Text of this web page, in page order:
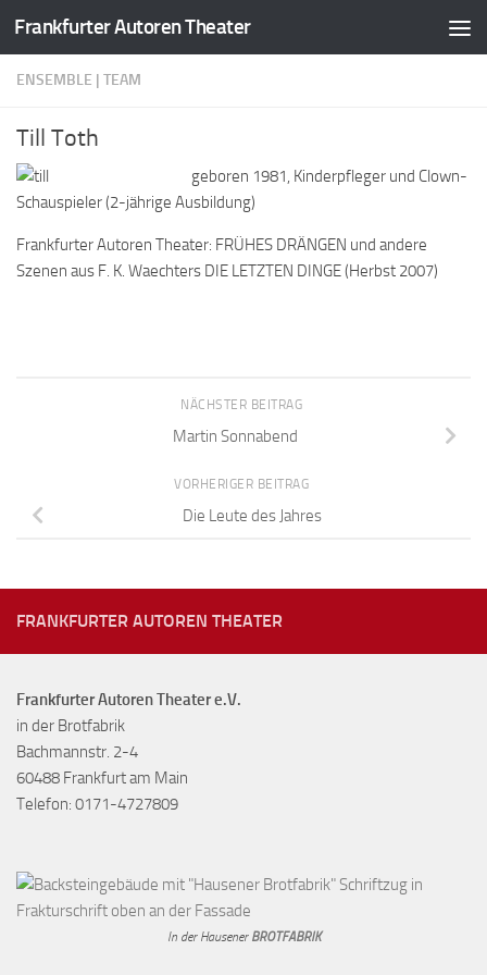
Zum Inhalt springen
Frankfurter Autoren Theater
ENSEMBLE | TEAM
Till Toth
geboren 1981, Kinderpfleger und Clown-
Schauspieler (2-jährige Ausbildung)
Frankfurter Autoren Theater: FRÜHES DRÄNGEN und andere
Szenen aus F. K. Waechters DIE LETZTEN DINGE (Herbst 2007)
NÄCHSTER BEITRAG
Martin Sonnabend
VORHERIGER BEITRAG
Die Leute des Jahres
FRANKFURTER AUTOREN THEATER
Frankfurter Autoren Theater e.V.
in der Brotfabrik
Bachmannstr. 2-4
60488 Frankfurt am Main
Telefon: 0171-4727809
In der Hausener BROTFABRIK